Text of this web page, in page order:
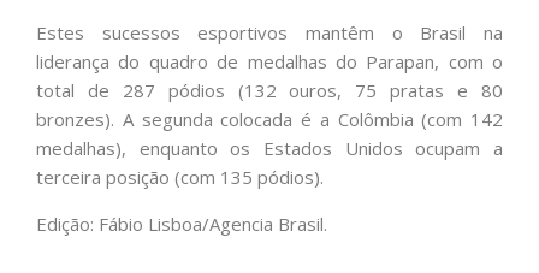
Estes sucessos esportivos mantêm o Brasil na
liderança do quadro de medalhas do Parapan, com o
total de 287 pódios (132 ouros, 75 pratas e 80
bronzes). A segunda colocada é a Colômbia (com 142
medalhas), enquanto os Estados Unidos ocupam a
terceira posição (com 135 pódios).
Edição: Fábio Lisboa/Agencia Brasil.